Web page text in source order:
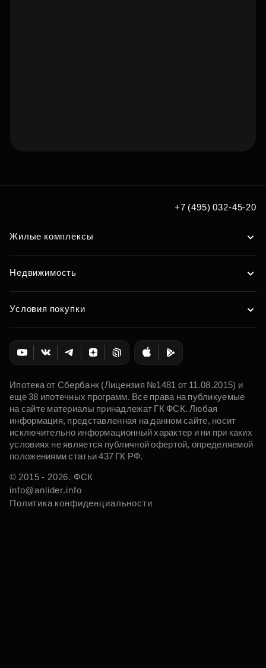
+7 (495) 032-45-20
Жилые комплексы
Недвижимость
Условия покупки
Ипотека от Сбербанк (Лицензия №1481 от 11.08.2015) и
еще 38 ипотечных программ. Все права на публикуемые
на сайте материалы принадлежат ГК ФСК. Любая
информация, представленная на данном сайте, носит
исключительно информационный характер и ни при каких
условиях не является публичной офертой, определяемой
положениями статьи 437 ГК РФ.
© 2015 - 2026. ФСК
info@anlider.info
Политика конфиденциальности